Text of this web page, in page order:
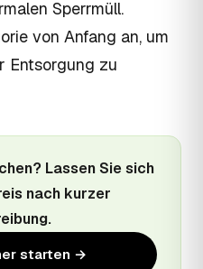
Sperrmüll.
von Anfang an, um
Entsorgung zu
Lassen Sie sich
nach kurzer
starten →